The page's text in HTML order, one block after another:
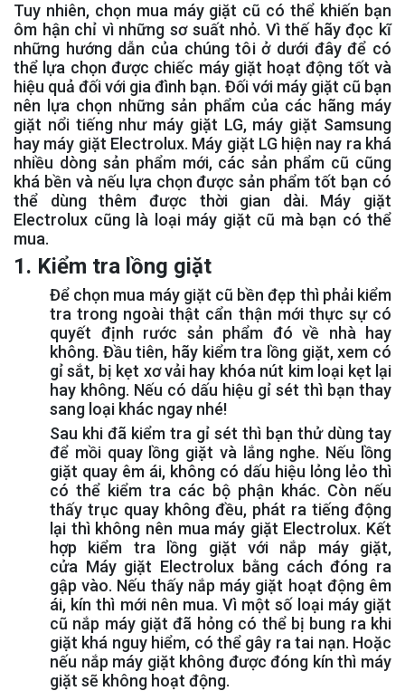
Tuy nhiên, chọn mua máy giặt cũ có thể khiến bạn
ôm hận chỉ vì những sơ suất nhỏ. Vì thế hãy đọc kĩ
những hướng dẫn của chúng tôi ở dưới đây để có
thể lựa chọn được chiếc máy giặt hoạt động tốt và
hiệu quả đối với gia đình bạn. Đối với máy giặt cũ bạn
nên lựa chọn những sản phẩm của các hãng máy
giặt nổi tiếng như máy giặt LG, máy giặt Samsung
hay máy giặt Electrolux. Máy giặt LG hiện nay ra khá
nhiều dòng sản phẩm mới, các sản phẩm cũ cũng
khá bền và nếu lựa chọn được sản phẩm tốt bạn có
thể dùng thêm được thời gian dài. Máy giặt
Electrolux cũng là loại máy giặt cũ mà bạn có thể
mua.
1. Kiểm tra lồng giặt
Để chọn mua máy giặt cũ bền đẹp thì phải kiểm
tra trong ngoài thật cẩn thận mới thực sự có
quyết định rước sản phẩm đó về nhà hay
không. Đầu tiên, hãy kiểm tra lồng giặt, xem có
gỉ sắt, bị kẹt xơ vải hay khóa nút kim loại kẹt lại
hay không. Nếu có dấu hiệu gỉ sét thì bạn thay
sang loại khác ngay nhé!
Sau khi đã kiểm tra gỉ sét thì bạn thử dùng tay
để mồi quay lồng giặt và lắng nghe. Nếu lồng
giặt quay êm ái, không có dấu hiệu lỏng lẻo thì
có thể kiểm tra các bộ phận khác. Còn nếu
thấy trục quay không đều, phát ra tiếng động
lại thì không nên mua máy giặt Electrolux. Kết
hợp kiểm tra lồng giặt với nắp máy giặt,
cửa Máy giặt Electrolux bằng cách đóng ra
gập vào. Nếu thấy nắp máy giặt hoạt động êm
ái, kín thì mới nên mua. Vì một số loại máy giặt
cũ nắp máy giặt đã hỏng có thể bị bung ra khi
giặt khá nguy hiểm, có thể gây ra tai nạn. Hoặc
nếu nắp máy giặt không được đóng kín thì máy
giặt sẽ không hoạt động.